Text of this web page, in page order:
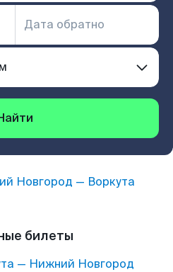
Новгород — Воркута
билеты
— Нижний Новгород